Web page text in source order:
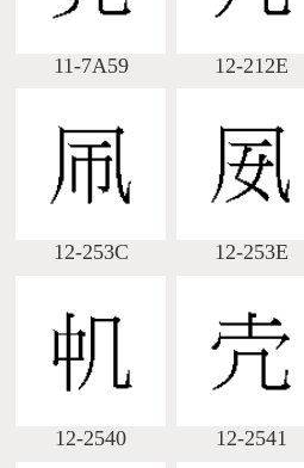
11-7A59 12-212E
12-253C 12-253E
12-2540 12-2541